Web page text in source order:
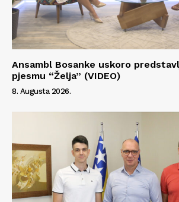
Info
O nama
Kontakt
Ansambl Bosanke uskoro
pjesmu “Želja” (VIDEO)
8. Augusta 2026.